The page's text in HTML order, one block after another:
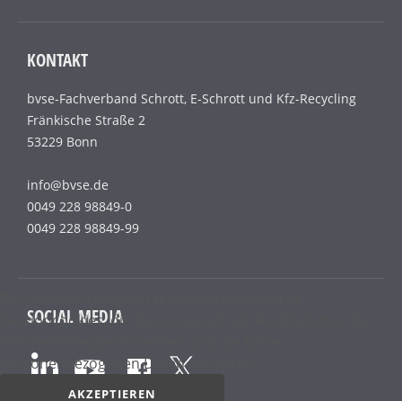
KONTAKT
bvse-Fachverband Schrott, E-Schrott und Kfz-Recycling
Fränkische Straße 2
53229 Bonn
info@bvse.de
0049 228 98849-0
0049 228 98849-99
SOCIAL MEDIA
Sessioncookies, die das einwandfreie Funktionieren der
personenbezogenen Daten enthalten.
AKZEPTIEREN